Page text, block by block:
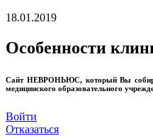
18.01.2019
Особенности
Сайт НЕВРОНЬЮС, который Вы
медицинского образовательного
Войти
Отказаться